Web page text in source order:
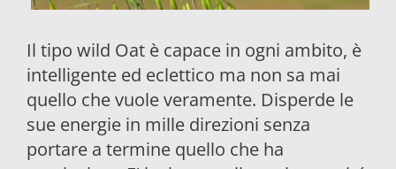
Il tipo wild Oat è capace in ogni ambito, è
intelligente ed eclettico ma non sa mai
quello che vuole veramente. Disperde le
sue energie in mille direzioni senza
portare a termine quello che ha